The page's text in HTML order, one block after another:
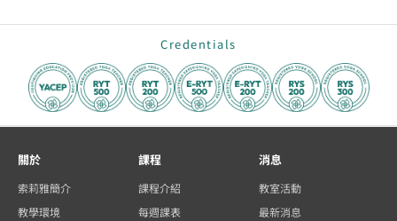
Credentials
關於
索莉雅簡介
教學環境
課程
課程介紹
每週課表
消息
教室活動
最新消息